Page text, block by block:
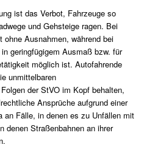
ist das Verbot, Fahrzeuge so
und Gehsteige ragen. Bei
ohne Ausnahmen, während bei
geringfügigem Ausmaß bzw. für
möglich ist. Autofahrende
unmittelbaren
der StVO im Kopf behalten,
Ansprüche aufgrund einer
an Fälle, in denen es zu Unfällen mit
denen Straßenbahnen an ihrer